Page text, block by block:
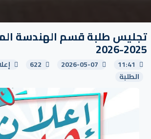
تجليس طلبة قسم الهندسة
2025-2026
11:41
2026-05-07
622
الطلبة